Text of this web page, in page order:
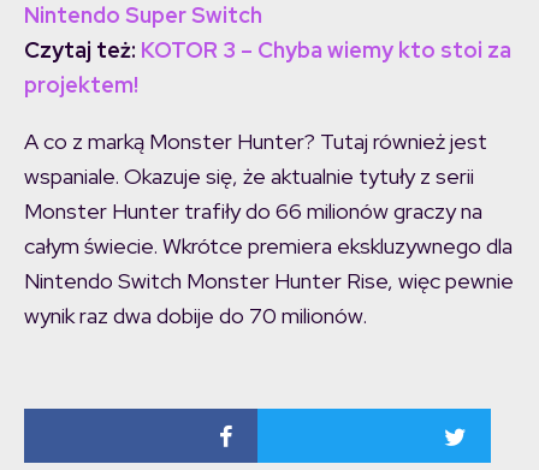
Nintendo Super Switch
Czytaj też: KOTOR 3 – Chyba wiemy kto stoi za
projektem!
A co z marką Monster Hunter? Tutaj również jest
wspaniale. Okazuje się, że aktualnie tytuły z serii
Monster Hunter trafiły do 66 milionów graczy na
całym świecie. Wkrótce premiera ekskluzywnego dla
Nintendo Switch Monster Hunter Rise, więc pewnie
wynik raz dwa dobije do 70 milionów.